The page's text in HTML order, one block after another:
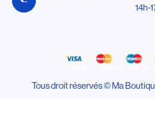
14h-
Tous droit réservés © Ma